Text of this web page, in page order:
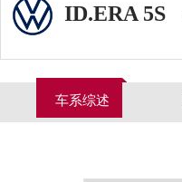
ID.ERA 5S
车系综述